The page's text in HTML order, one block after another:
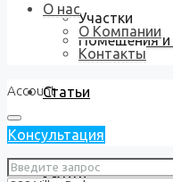
Участки
Помещения и
Статьи
Услуги
О нас
О Компании
Контакты
Account
Консультация